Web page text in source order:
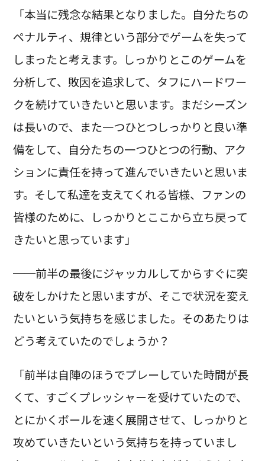
「本当に残念な結果となりました。自分たちの
ペナルティ、規律という部分でゲームを失って
しまったと考えます。しっかりとこのゲームを
分析して、敗因を追求して、タフにハードワー
クを続けていきたいと思います。まだシーズン
は長いので、また一つひとつしっかりと良い準
備をして、自分たちの一つひとつの行動、アク
ションに責任を持って進んでいきたいと思いま
す。そして私達を支えてくれる皆様、ファンの
皆様のために、しっかりとここから立ち戻って
きたいと思っています」
──前半の最後にジャッカルしてからすぐに突
破をしかけたと思いますが、そこで状況を変え
たいという気持ちを感じました。そのあたりは
どう考えていたのでしょうか？
「前半は自陣のほうでプレーしていた時間が長
くて、すごくプレッシャーを受けていたので、
とにかくボールを速く展開させて、しっかりと
攻めていきたいという気持ちを持っていまし